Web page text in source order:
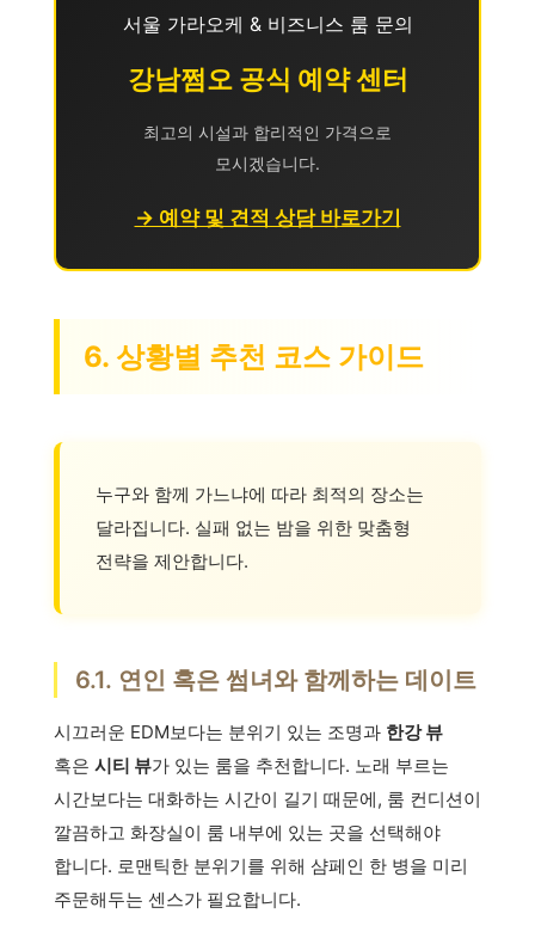
서울 가라오케 & 비즈니스 룸 문의
강남쩜오 공식 예약 센터
최고의 시설과 합리적인 가격으로
모시겠습니다.
→ 예약 및 견적 상담 바로가기
6. 상황별 추천 코스 가이드
누구와 함께 가느냐에 따라 최적의 장소는
달라집니다. 실패 없는 밤을 위한 맞춤형
전략을 제안합니다.
6.1. 연인 혹은 썸녀와 함께하는 데이트
시끄러운 EDM보다는 분위기 있는 조명과 한강 뷰
혹은 시티 뷰가 있는 룸을 추천합니다. 노래 부르는
시간보다는 대화하는 시간이 길기 때문에, 룸 컨디션이
깔끔하고 화장실이 룸 내부에 있는 곳을 선택해야
합니다. 로맨틱한 분위기를 위해 샴페인 한 병을 미리
주문해두는 센스가 필요합니다.